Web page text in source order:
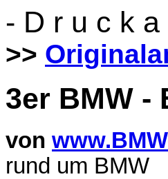
- D r u c k
>>
3er BMW -
von
rund um BMW